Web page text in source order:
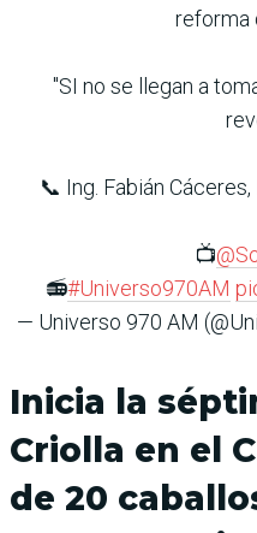
reforma
"SI no se llegan a
📞 Ing. Fabián
📺
📻#Universo970AM
— Universo 970 AM
Inicia la
Criolla en el
de 20